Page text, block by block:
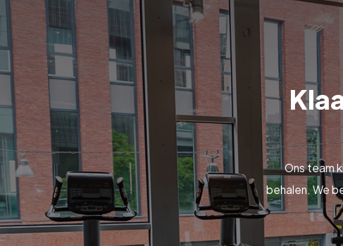
Ons team
behalen. We